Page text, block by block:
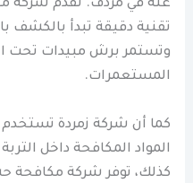
عنه في مردف. تقدم شركة
تقنية دقيقة تبدأ بالكشف
وتستمر برش مبيدات تحت
المستعمرات.
كما أن شركة زمردة
المواد المكافحة داخل
كذلك، توفر شركة مكافحة